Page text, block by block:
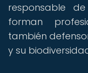
responsable
forman
también
y su